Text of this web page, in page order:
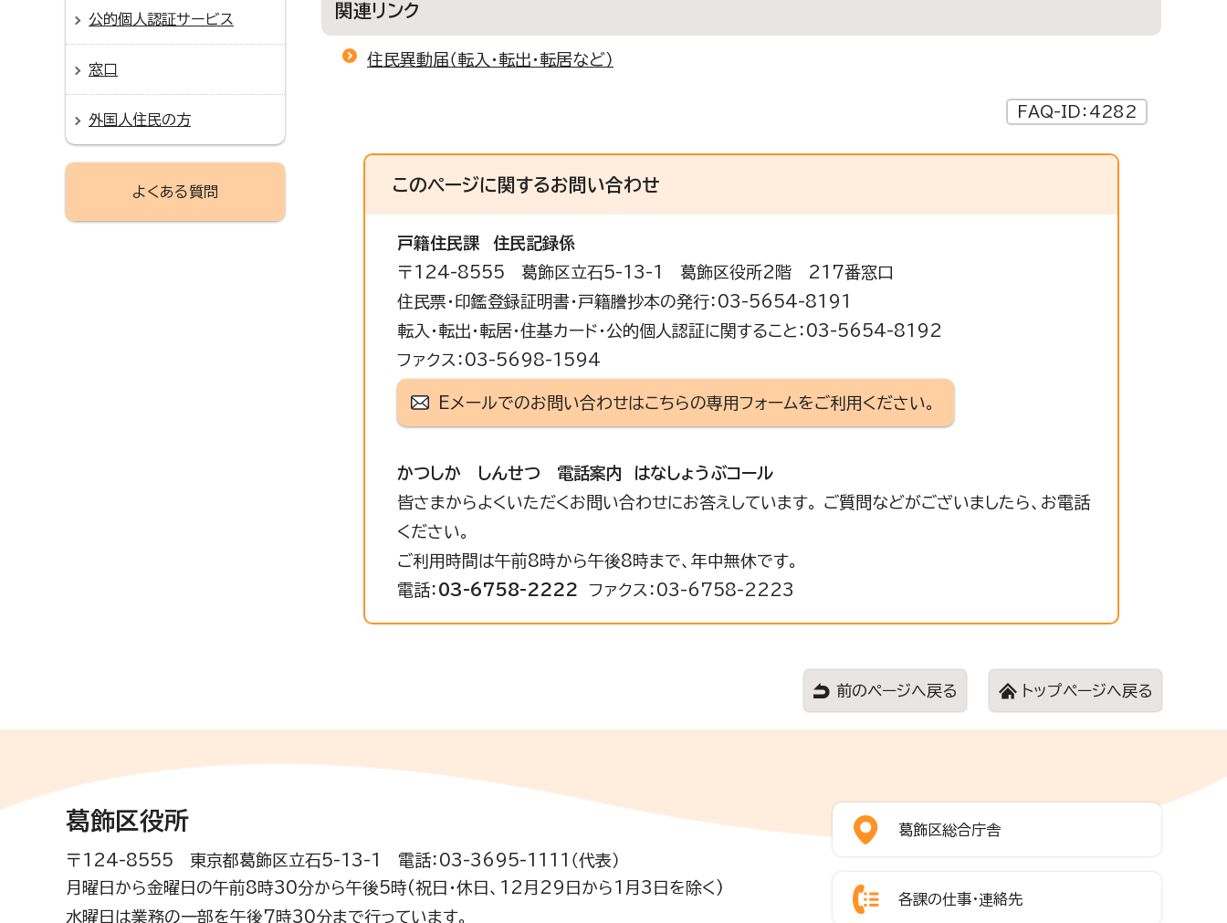
関連リンク
住民異動届（転入・転出・転居など）
FAQ-ID：4282
このページに関するお問い合わせ
戸籍住民課
住民記録係
〒124-8555 葛飾区立石5-13-1 葛飾区役所2階 217番窓口
住民票・印鑑登録証明書・戸籍謄抄本の発行：03-5654-8191
転入・転出・転居・住基カード・公的個人認証に関すること：03-5654-8192
ファクス：03-5698-1594
Eメールでのお問い合わせはこちらの専用フォームをご利用ください。
かつしか しんせつ 電話案内 はなしょうぶコール
皆さまからよくいただくお問い合わせにお答えしています。 ご質問などがございましたら、お電話
ください。
ご利用時間は午前8時から午後8時まで、年中無休です。
電話： 03-6758-2222 ファクス：03-6758-2223
公的個人認証サービス
窓口
外国人住民の方
よくある質問
前のページへ戻る トップページへ戻る
葛飾区役所
〒124-8555 東京都葛飾区立石5-13-1 電話：03-3695-1111（代表）
月曜日から金曜日の午前8時30分から午後5時(祝日・休日、12月29日から1月3日を除く)
水曜日は業務の一部を午後7時30分まで行っています。
葛飾区総合庁舎
各課の仕事・連絡先